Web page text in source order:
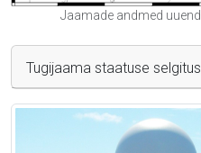
Jaamade andmed
Tugijaama staatuse